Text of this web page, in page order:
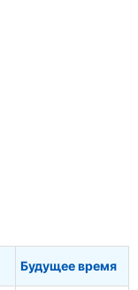
Будущее время